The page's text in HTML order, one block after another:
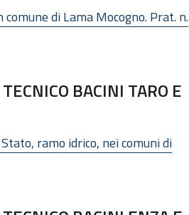
di Lama Mocogno. Prat. n.
BACINI TARO E
ramo idrico, nei comuni di